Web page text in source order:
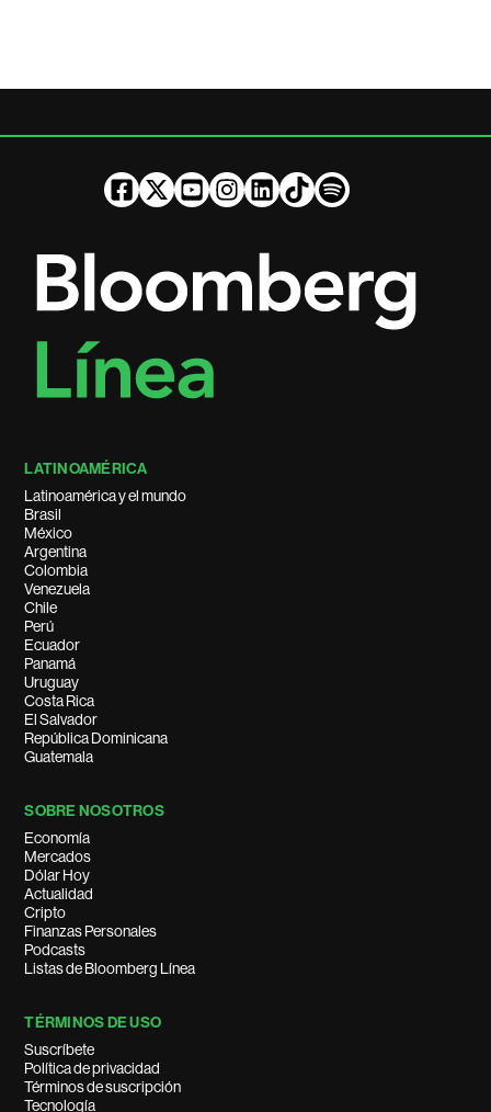
LATINOAMÉRICA
Latinoamérica y el mundo
Brasil
México
Argentina
Colombia
Venezuela
Chile
Perú
Ecuador
Panamá
Uruguay
Costa Rica
El Salvador
República Dominicana
Guatemala
SOBRE NOSOTROS
Economía
Mercados
Dólar Hoy
Actualidad
Cripto
Finanzas Personales
Podcasts
Listas de Bloomberg Línea
TÉRMINOS DE USO
Suscríbete
Política de privacidad
Términos de suscripción
Tecnología